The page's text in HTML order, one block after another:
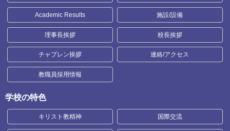
Academic Results 施設/設備
理事長挨拶 校長挨拶
チャプレン挨拶 連絡/アクセス
教職員採用情報
学校の特色
キリスト教精神 国際交流